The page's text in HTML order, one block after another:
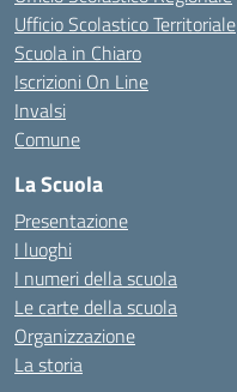
Ufficio Scolastico Territoriale
Scuola in Chiaro
Iscrizioni On Line
Invalsi
Comune
La Scuola
Presentazione
I luoghi
I numeri della scuola
Le carte della scuola
Organizzazione
La storia